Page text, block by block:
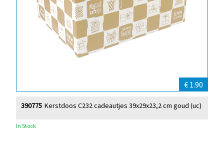
€ 1.90
Kerstdoos C232 cadeautjes 39x29x23,2 cm goud (uc)
390775
In Stock